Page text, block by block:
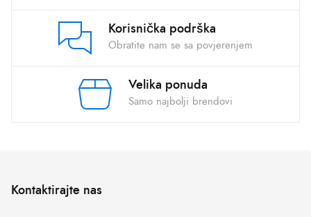
Korisnička podrška
Obratite nam se sa povjerenjem
Velika ponuda
Samo najbolji brendovi
Kontaktirajte nas